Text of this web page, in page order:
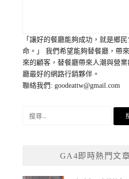
「讓好的餐廳能夠成功，就是鄉
命。」 我們希望能夠替餐廳，帶
來的顧客，替餐廳帶來人潮與營
廳最好的網路行銷夥伴。
聯絡我們:goodeattw@gmail.com
GA4即時熱門文